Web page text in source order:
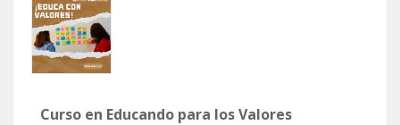
Curso en Educando para los Valores